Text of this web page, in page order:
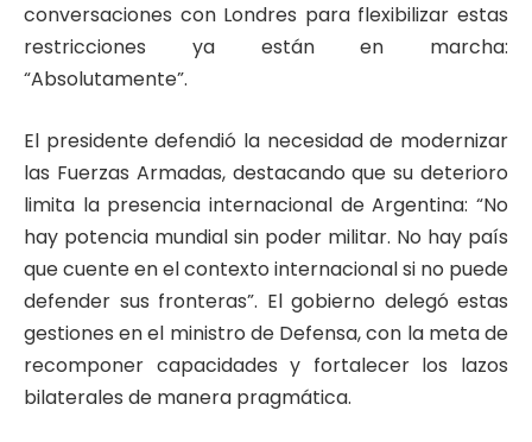
conversaciones con Londres para flexibilizar estas
restricciones ya están en marcha:
“Absolutamente”.
El presidente defendió la necesidad de modernizar
las Fuerzas Armadas, destacando que su deterioro
limita la presencia internacional de Argentina: “No
hay potencia mundial sin poder militar. No hay país
que cuente en el contexto internacional si no puede
defender sus fronteras”. El gobierno delegó estas
gestiones en el ministro de Defensa, con la meta de
recomponer capacidades y fortalecer los lazos
bilaterales de manera pragmática.